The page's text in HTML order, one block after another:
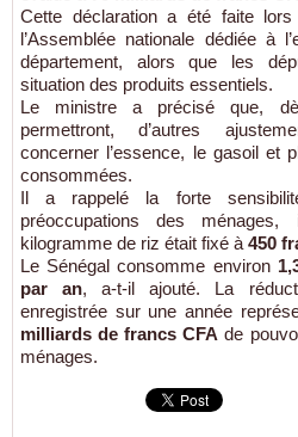
Cette déclaration a été faite
l’Assemblée nationale dédiée à
département, alors que les
situation des produits essentiels.
Le ministre a précisé que,
permettront, d’autres
concerner l’essence, le gasoil et
consommées.
Il a rappelé la forte
préoccupations des ménages,
kilogramme de riz était fixé à 450
Le Sénégal consomme environ
par an, a-t-il ajouté. La
enregistrée sur une année
milliards de francs CFA de
ménages.